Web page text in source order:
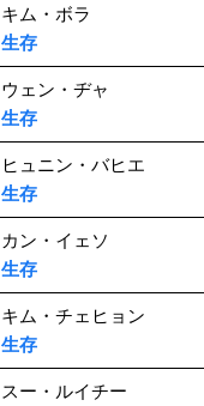
キム・ボラ
生存
ウェン・ヂャ
生存
ヒュニン・バヒエ
生存
カン・イェソ
生存
キム・チェヒョン
生存
スー・ルイチー